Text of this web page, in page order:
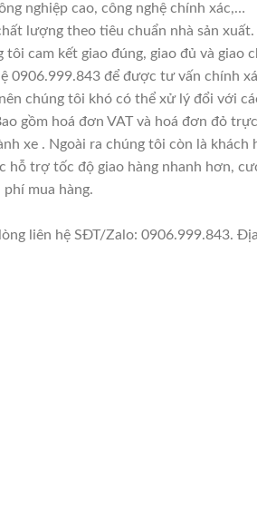
nghiệp cao, công nghệ chính xác,…
lượng theo tiêu chuẩn nhà sản
cam kết giao đúng, giao đủ và giao
0906.999.843 để được tư vấn chính
chúng tôi khó có thể xử lý đổi với
gồm hoá đơn VAT và hoá đơn đỏ
xe . Ngoài ra chúng tôi còn là khách
trợ tốc độ giao hàng nhanh hơn,
mua hàng.
liên hệ SĐT/Zalo: 0906.999.843.